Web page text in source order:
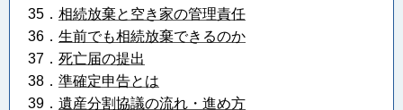
35． 相続放棄と空き家の管理責任
36． 生前でも相続放棄できるのか
37． 死亡届の提出
38． 準確定申告とは
39． 遺産分割協議の流れ・進め方